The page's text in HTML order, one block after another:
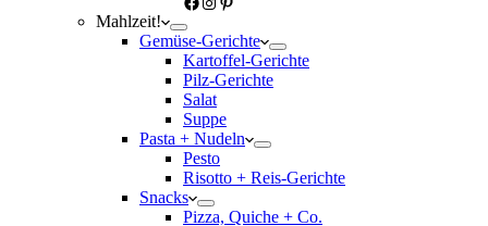
Mahlzeit!
Gemüse-Gerichte
Kartoffel-Gerichte
Pilz-Gerichte
Salat
Suppe
Pasta + Nudeln
Pesto
Risotto + Reis-Gerichte
Snacks
Pizza, Quiche + Co.